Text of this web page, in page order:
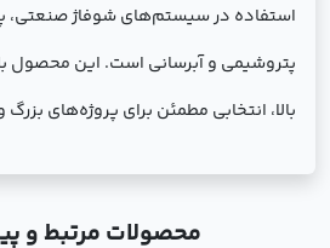
استفاده در سیستم‌های شوفاژ صنعتی،
پتروشیمی و آبرسانی است. این محصول با
بالا، انتخابی مطمئن برای پروژه‌های
محصولات مرتبط و